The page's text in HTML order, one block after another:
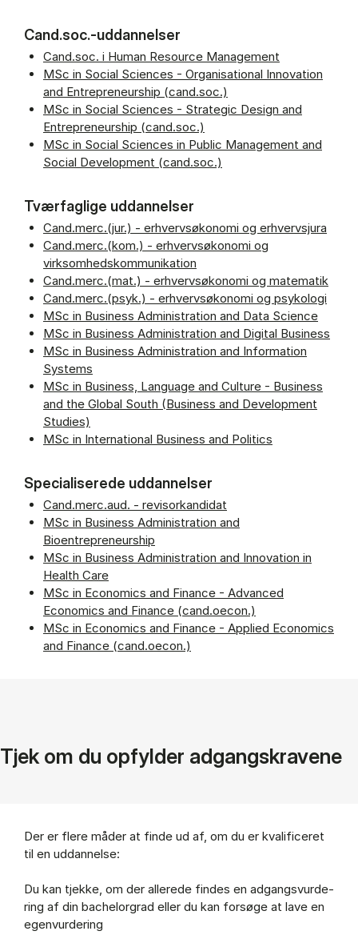
Cand.soc.-uddannelser
Cand.soc. i Human Resource Management
MSc in Social Sciences - Organisational Innovation
and Entrepreneurship (cand.soc.)
MSc in Social Sciences - Strategic Design and
Entrepreneurship (cand.soc.)
MSc in Social Sciences in Public Management and
Social Development (cand.soc.)
Tværfaglige uddannelser
Cand.merc.(jur.) - erhvervsøkonomi og erhvervsjura
Cand.merc.(kom.) - erhvervsøkonomi og
virksomhedskommunikation
Cand.merc.(mat.) - erhvervsøkonomi og matematik
Cand.merc.(psyk.) - erhvervsøkonomi og psykologi
MSc in Business Administration and Data Science
MSc in Business Administration and Digital Business
MSc in Business Administration and Information
Systems
MSc in Business, Language and Culture - Business
and the Global South (Business and Development
Studies)
MSc in International Business and Politics
Specialiserede uddannelser
Cand.merc.aud. - revisorkandidat
MSc in Business Administration and
Bioentrepreneurship
MSc in Business Administration and Innovation in
Health Care
MSc in Economics and Finance - Advanced
Economics and Finance (cand.oecon.)
MSc in Economics and Finance - Applied Economics
and Finance (cand.oecon.)
Tjek om du op­fylder adgang­skravene
Der er fle­re må­der at fin­de ud af, om du er kva­li­fi­ce­ret
til en ud­dan­nel­se:
Du kan tjek­ke, om der al­le­re­de fin­des en ad­gangs­vur­de­
ring af din ba­chel­or­grad el­ler du kan for­sø­ge at lave en
egen­vur­de­ring